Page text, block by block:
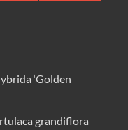
‘Golden
grandiflora